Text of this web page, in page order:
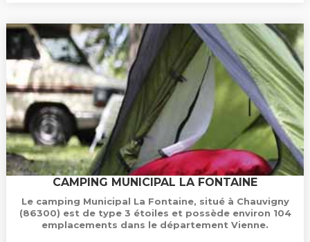
CAMPING MUNICIPAL LA FONTAINE
Le camping Municipal La Fontaine, situé à Chauvigny
(86300) est de type 3 étoiles et possède environ 104
emplacements dans le département Vienne.